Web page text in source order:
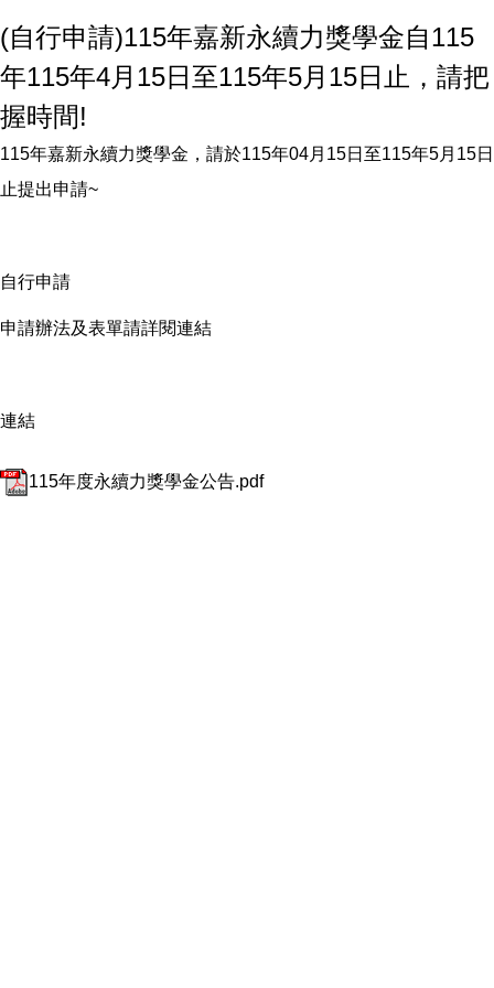
(自行申請)115年嘉新永續力獎學金自115
年115年4月15日至115年5月15日止，請把
握時間!
115年嘉新永續力獎學金，請於115年04月15日至115年5月15日
止提出申請~
自行申請
申請辦法及表單請詳閱連結
連結
115年度永續力獎學金公告.pdf